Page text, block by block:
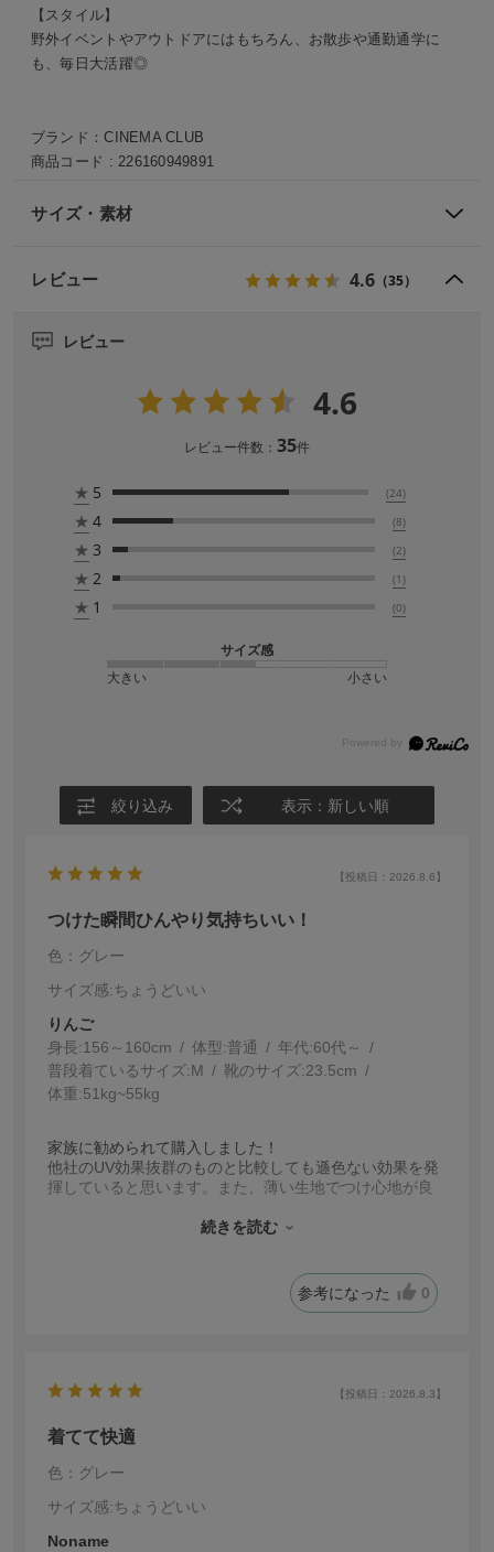
【スタイル】
野外イベントやアウトドアにはもちろん、お散歩や通勤通学に
も、毎日大活躍◎
ブランド：CINEMA CLUB
商品コード :226160949891
サイズ・素材
レビュー 4.6 （35）
レビュー
4.6
レビュー件数： 35件
★ 5 (24)
★ 4 (8)
★ 3 (2)
★ 2 (1)
★ 1 (0)
サイズ感
大きい
小さい
絞り込み 表示：新しい順
【投稿日：2026.8.6】
つけた瞬間ひんやり気持ちいい！
色：グレー
サイズ感:ちょうどいい
りんご
身長:156～160cm 体型:普通 年代:60代～
普段着ているサイズ:M 靴のサイズ:23.5cm
体重:51kg~55kg
家族に勧められて購入しました！
他社のUV効果抜群のものと比較しても遜色ない効果を発
揮していると思います。また、薄い生地でつけ心地が良
なんと言っても、ひんやりした感じが最高です。この夏
続きを読む
参考になった 0
【投稿日：2026.8.3】
着てて快適
色：グレー
サイズ感:ちょうどいい
Noname